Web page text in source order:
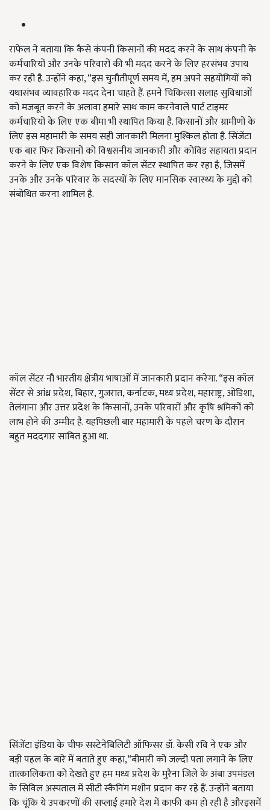
राफेल ने बताया कि कैसे कंपनी किसानों की मदद करने के साथ कंपनी के
कर्मचारियों और उनके परिवारों की भी मदद करने के लिए हरसंभव उपाय
कर रही है. उन्होंने कहा, “इस चुनौतीपूर्ण समय में, हम अपने सहयोगियों को
यथासंभव व्यावहारिक मदद देना चाहते हैं. हमने चिकित्सा सलाह सुविधाओं
को मजबूत करने के अलावा हमारे साथ काम करनेवाले पार्ट टाइमर
कर्मचारियों के लिए एक बीमा भी स्थापित किया है. किसानों और ग्रामीणों के
लिए इस महामारी के समय सही जानकारी मिलना मुश्किल होता है. सिंजेंटा
एक बार फिर किसानों को विश्वसनीय जानकारी और कोविड सहायता प्रदान
करने के लिए एक विशेष किसान कॉल सेंटर स्थापित कर रहा है, जिसमें
उनके और उनके परिवार के सदस्यों के लिए मानसिक स्वास्थ्य के मुद्दों को
संबोधित करना शामिल है.
कॉल सेंटर नौ भारतीय क्षेत्रीय भाषाओं में जानकारी प्रदान करेगा. “इस कॉल
सेंटर से आंध्र प्रदेश, बिहार, गुजरात, कर्नाटक, मध्य प्रदेश, महाराष्ट्र, ओडिशा,
तेलंगाना और उत्तर प्रदेश के किसानों, उनके परिवारों और कृषि श्रमिकों को
लाभ होने की उम्मीद है. यहपिछली बार महामारी के पहले चरण के दौरान
बहुत मददगार साबित हुआ था.
सिंजेंटा इंडिया के चीफ सस्टेनेबिलिटी ऑफिसर डॉ. केसी रवि ने एक और
बड़ी पहल के बारे में बताते हुए कहा,“बीमारी को जल्दी पता लगाने के लिए
तात्कालिकता को देखते हुए हम मध्य प्रदेश के मुरैना जिले के अंबा उपमंडल
के सिविल अस्पताल में सीटी स्कैनिंग मशीन प्रदान कर रहे हैं. उन्होंने बताया
कि चूंकि ये उपकरणों की सप्लाई हमारे देश में काफी कम हो रही है औरइसमें